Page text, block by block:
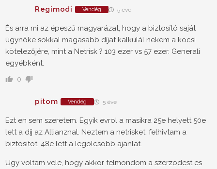
Regimodi Vendég 5 éve
És arra mi az épeszű magyarázat, hogy a biztosító saját
ügynöke sokkal magasabb díjat kalkulál nekem a kocsi
kötelezőjére, mint a Netrisk ? 103 ezer vs 57 ezer. Generali
egyébként.
0
pitom Vendég 5 éve
Ezt en sem szeretem. Egyik evrol a masikra 25e helyett 50e
lett a dij az Allianznal. Neztem a netrisket, felhivtam a
biztositot, 48e lett a legolcsobb ajanlat.
Ugy voltam vele, hogy akkor felmondom a szerzodest es